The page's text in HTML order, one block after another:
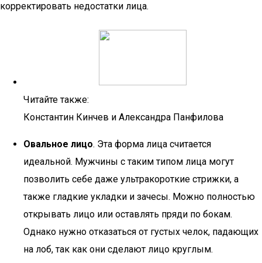
корректировать недостатки лица.
Читайте также:
Константин Кинчев и Александра Панфилова
Овальное лицо. Эта форма лица считается
идеальной. Мужчины с таким типом лица могут
позволить себе даже ультракороткие стрижки, а
также гладкие укладки и зачесы. Можно полностью
открывать лицо или оставлять пряди по бокам.
Однако нужно отказаться от густых челок, падающих
на лоб, так как они сделают лицо круглым.